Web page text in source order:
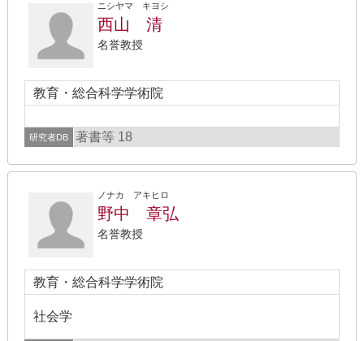
ニシヤマ キヨシ
西山 清
名誉教授
教育・総合科学学術院
研究者DB 著書等 18
ノナカ アキヒロ
野中 章弘
名誉教授
教育・総合科学学術院
社会学